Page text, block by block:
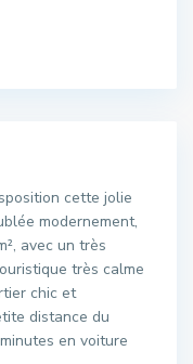
cette jolie
modernement,
avec un très
très calme
chic et
distance du
en voiture